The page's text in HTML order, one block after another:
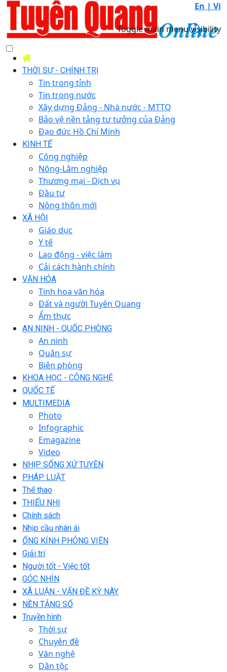
En | Vi
Toggle main menu visibility
THỜI SỰ - CHÍNH TRỊ
Tin trong tỉnh
Tin trong nước
Xây dựng Đảng - Nhà nước - MTTQ
Bảo vệ nền tảng tư tưởng của Đảng
Đạo đức Hồ Chí Minh
KINH TẾ
Công nghiệp
Nông-Lâm nghiệp
Thương mại - Dịch vụ
Đầu tư
Nông thôn mới
XÃ HỘI
Giáo dục
Y tế
Lao động - việc làm
Cải cách hành chính
VĂN HÓA
Tinh hoa văn hóa
Đất và người Tuyên Quang
Ẩm thực
AN NINH - QUỐC PHÒNG
An ninh
Quân sự
Biên phòng
KHOA HỌC - CÔNG NGHỆ
QUỐC TẾ
MULTIMEDIA
Photo
Infographic
Emagazine
Video
NHỊP SỐNG XỨ TUYÊN
PHÁP LUẬT
Thể thao
THIẾU NHI
Chính sách
Nhịp cầu nhân ái
ỐNG KÍNH PHÓNG VIÊN
Giải trí
Người tốt - Việc tốt
GÓC NHÌN
XÃ LUẬN - VẤN ĐỀ KỲ NÀY
NỀN TẢNG SỐ
Truyền hình
Thời sự
Chuyên đề
Văn nghệ
Dân tộc